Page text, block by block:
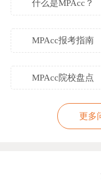
什么是MPAcc？
MPAcc报考指南
MPAcc院校盘点
更多